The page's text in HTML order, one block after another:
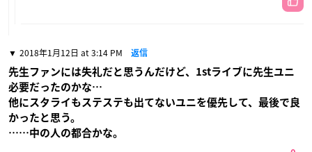
2018年1月12日 at 3:14 PM 返信
先生ファンには失礼だと思うんだけど、1stライブに先生ユニ
必要だったのかな…
他にスタライもステステも出てないユニを優先して、最後で良
かったと思う。
……中の人の都合かな。